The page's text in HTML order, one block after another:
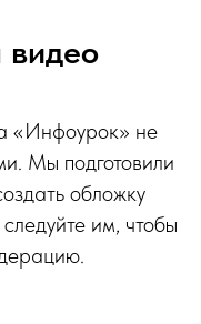
«Инфоурок» не
Мы подготовили
обложку
им, чтобы